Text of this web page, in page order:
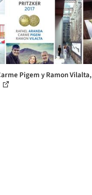
Pigem y Ramon Vilalta,